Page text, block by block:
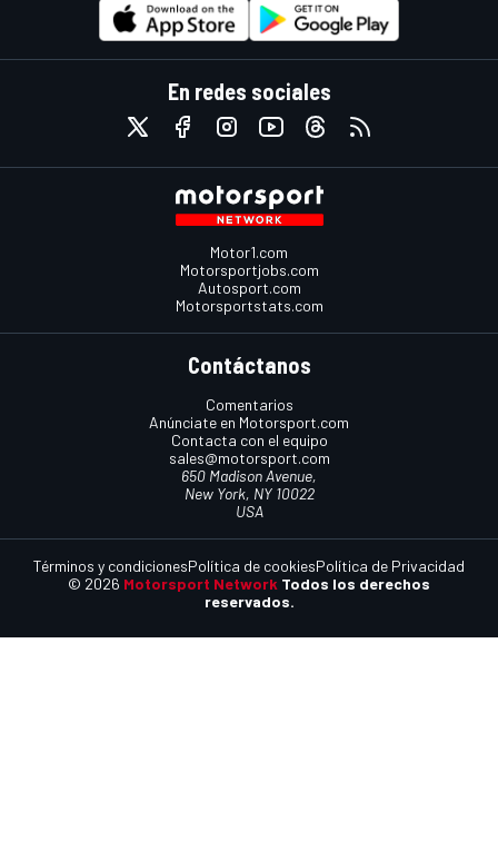
En redes sociales
Motor1.com
Motorsportjobs.com
Autosport.com
Motorsportstats.com
Contáctanos
Comentarios
Anúnciate en Motorsport.com
Contacta con el equipo
sales@motorsport.com
650 Madison Avenue,
New York, NY 10022
USA
© 2026 Motorsport Network Todos los derechos
reservados.
Términos y condicionesPolítica de cookiesPolítica de Privacidad